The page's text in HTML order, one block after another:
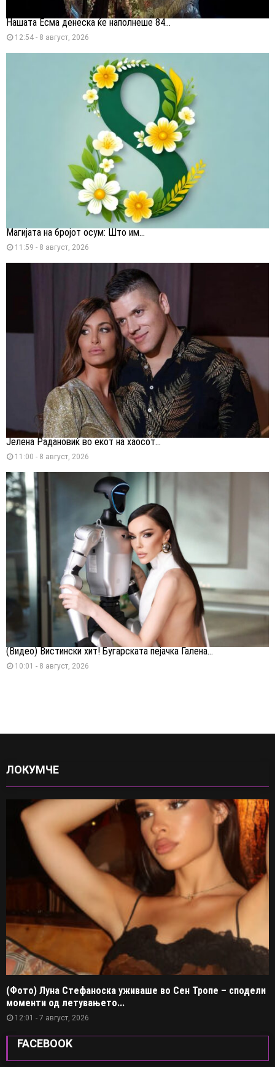
Нашата Есма денеска ќе наполнеше 84...
12:54 - 8 август, 2026
Магијата на бројот осум: Што им...
11:59 - 8 август, 2026
Јелена Радановиќ во екот на хаосот...
11:00 - 8 август, 2026
(Видео) Вистински хит! Бугарската пејачка Галена...
10:01 - 8 август, 2026
ЛОКУМЧЕ
(Фото) Луна Стефаноска уживаше во Сен Тропе – сподели
моменти од летувањето...
12:01 - 7 август, 2026
FACEBOOK